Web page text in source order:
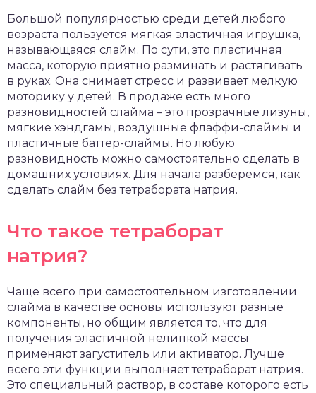
Большой популярностью среди детей любого
возраста пользуется мягкая эластичная игрушка,
называющаяся слайм. По сути, это пластичная
масса, которую приятно разминать и растягивать
в руках. Она снимает стресс и развивает мелкую
моторику у детей. В продаже есть много
разновидностей слайма – это прозрачные лизуны,
мягкие хэндгамы, воздушные флаффи-слаймы и
пластичные баттер-слаймы. Но любую
разновидность можно самостоятельно сделать в
домашних условиях. Для начала разберемся, как
сделать слайм без тетрабората натрия.
Что такое тетраборат
натрия?
Чаще всего при самостоятельном изготовлении
слайма в качестве основы используют разные
компоненты, но общим является то, что для
получения эластичной нелипкой массы
применяют загуститель или активатор. Лучше
всего эти функции выполняет тетраборат натрия.
Это специальный раствор, в составе которого есть
крыши и кровли
и уход